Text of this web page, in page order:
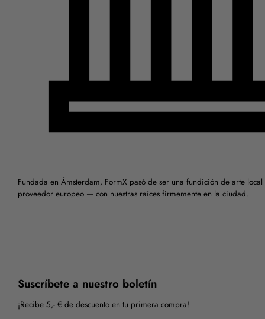
Fundada en Ámsterdam, FormX pasó de ser una fundición de arte
proveedor europeo — con nuestras raíces firmemente en la ciudad.
Suscríbete a nuestro boletín
¡Recibe 5,- € de descuento en tu primera compra!